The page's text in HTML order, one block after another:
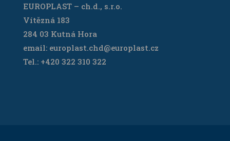
EUROPLAST – ch.d., s.r.o.
Vítězná 183
284 03 Kutná Hora
email: europlast.chd@europlast.cz
Tel.: +420 322 310 322